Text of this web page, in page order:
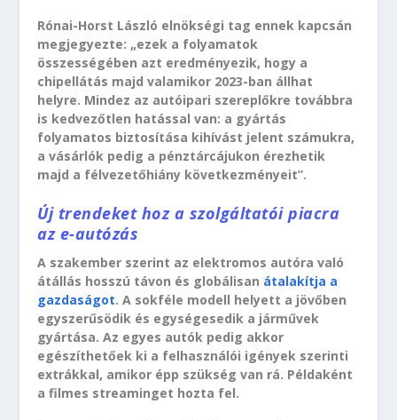
Rónai-Horst László elnökségi tag ennek kapcsán
megjegyezte: „ezek a folyamatok
összességében azt eredményezik, hogy a
chipellátás majd valamikor 2023-ban állhat
helyre. Mindez az autóipari szereplőkre továbbra
is kedvezőtlen hatással van: a gyártás
folyamatos biztosítása kihívást jelent számukra,
a vásárlók pedig a pénztárcájukon érezhetik
majd a félvezetőhiány következményeit”.
Új trendeket hoz a szolgáltatói piacra
az e-autózás
A szakember szerint az elektromos autóra való
átállás hosszú távon és globálisan átalakítja a
gazdaságot. A sokféle modell helyett a jövőben
egyszerűsödik és egységesedik a járművek
gyártása. Az egyes autók pedig akkor
egészíthetőek ki a felhasználói igények szerinti
extrákkal, amikor épp szükség van rá. Példaként
a filmes streaminget hozta fel.